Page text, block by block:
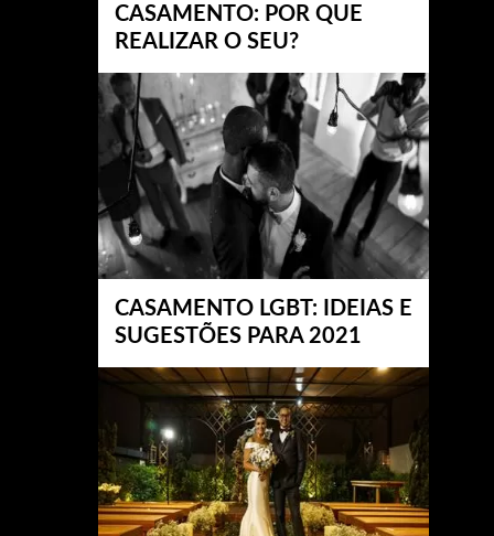
CASAMENTO: POR QUE
REALIZAR O SEU?
CASAMENTO LGBT: IDEIAS E
SUGESTÕES PARA 2021